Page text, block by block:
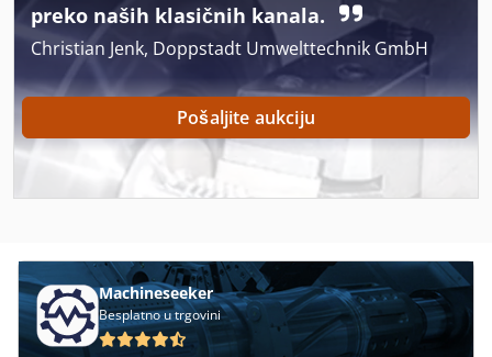
preko naših klasičnih kanala.
Christian Jenk, Doppstadt Umwelttechnik GmbH
Pošaljite aukciju
Machineseeker
Besplatno u trgovini